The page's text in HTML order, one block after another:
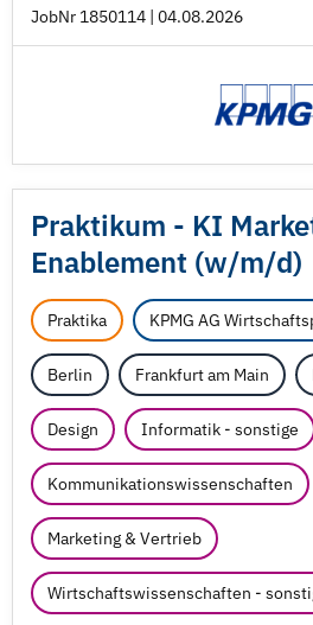
JobNr 1850114 | 04.08.2026
Praktikum - KI
Enablement (w/m/d)
Praktika KPMG AG
Berlin Frankfurt am Main
Design Informatik - sonstige
Kommunikationswissenschaften
Marketing & Vertrieb
Wirtschaftswissenschaften -